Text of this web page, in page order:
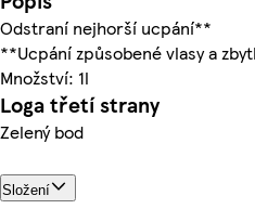
Odstraní nejhorší ucpání**
**Ucpání způsobené vlasy a
Množství: 1l
Loga třetí strany
Zelený bod
Složení